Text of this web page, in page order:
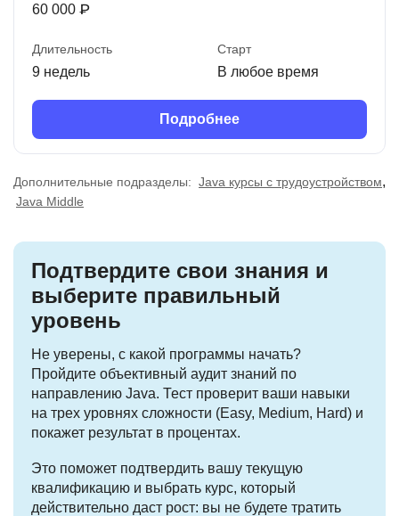
60 000 ₽
Длительность
9 недель
Старт
В любое время
Подробнее
Дополнительные подразделы: Java курсы с трудоустройством,
Java Middle
Подтвердите свои знания и
выберите правильный
уровень
Не уверены, с какой программы начать?
Пройдите объективный аудит знаний по
направлению Java. Тест проверит ваши навыки
на трех уровнях сложности (Easy, Medium, Hard) и
покажет результат в процентах.
Это поможет подтвердить вашу текущую
квалификацию и выбрать курс, который
действительно даст рост: вы не будете тратить